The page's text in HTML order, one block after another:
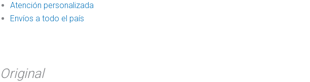
Atención personalizada
Envíos a todo el país
Original